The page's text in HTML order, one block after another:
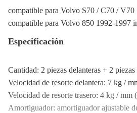
compatible para Volvo S70 / C70 / V70
compatible para Volvo 850 1992-1997
Especificación
Cantidad: 2 piezas delanteras + 2 piezas
Velocidad de resorte delantera: 7 kg /
Velocidad de resorte trasero: 4 kg / mm
Amortiguador: amortiguador ajustable